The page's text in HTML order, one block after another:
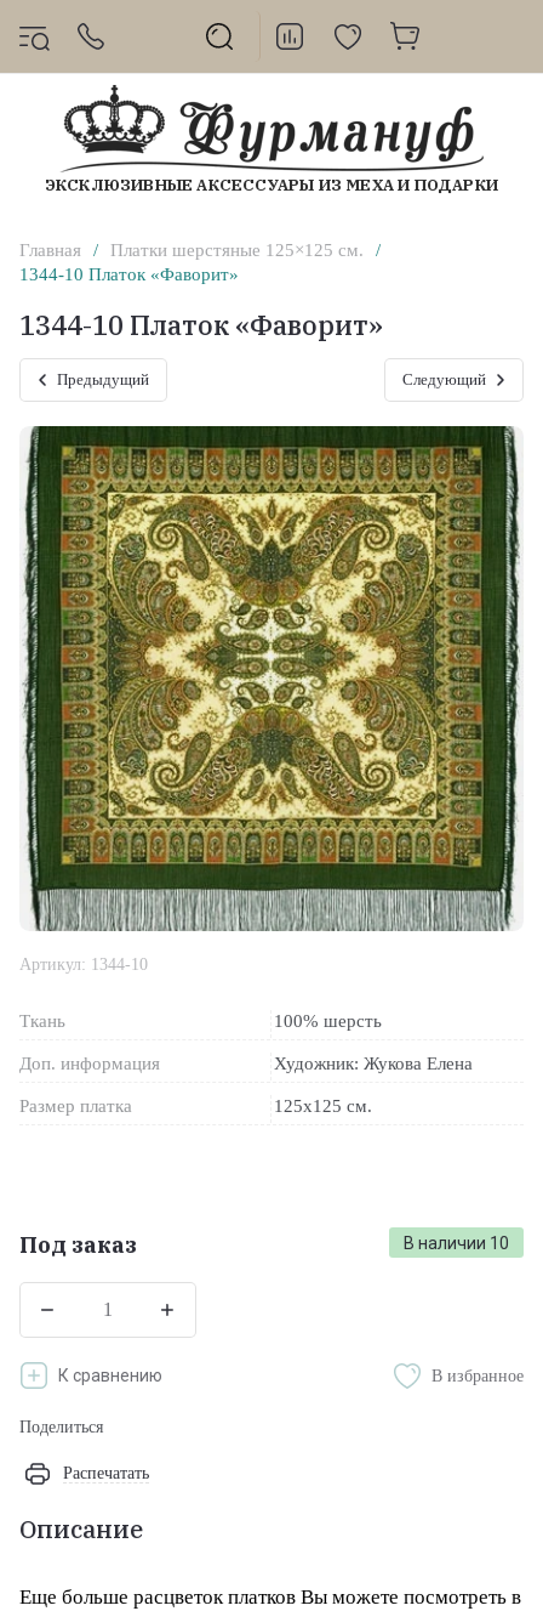
ЭКСКЛЮЗИВНЫЕ АКСЕССУАРЫ ИЗ МЕХА И ПОДАРКИ
Главная / Платки шерстяные 125×125 см.
/
1344-10 Платок «Фаворит»
1344-10 Платок «Фаворит»
Предыдущий Следующий
Артикул: 1344-10
Ткань 100% шерсть
Доп. информация Художник: Жукова Елена
Размер платка 125х125 см.
В наличии 10
Под заказ
К сравнению В избранное
Поделиться
Распечатать
Описание
Еще больше расцветок платков Вы можете посмотреть в